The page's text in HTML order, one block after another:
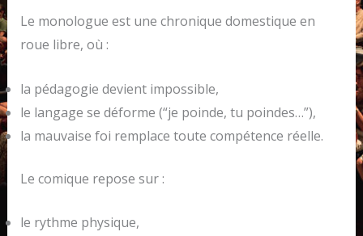
Le monologue est une chronique domestique en
roue libre, où :
la pédagogie devient impossible,
le langage se déforme (“je poinde, tu poindes…”),
la mauvaise foi remplace toute compétence réelle.
Le comique repose sur :
le rythme physique,